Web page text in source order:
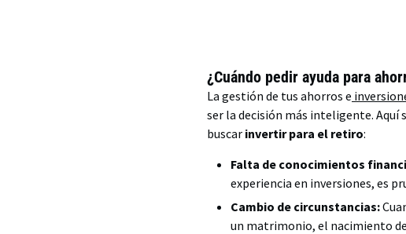
¿Cuándo pedir ayuda para
La gestión de tus ahorros e
ser la decisión más inteligente. Aquí
buscar invertir para el retiro:
Falta de conocimientos
experiencia en inversiones, es
Cambio de circunstancias:
un matrimonio, el nacimiento